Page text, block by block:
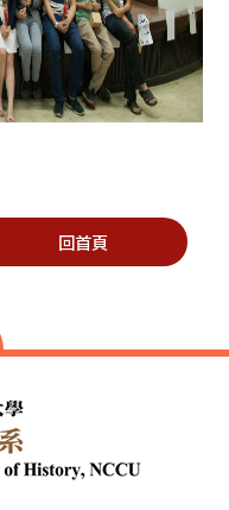
回首頁